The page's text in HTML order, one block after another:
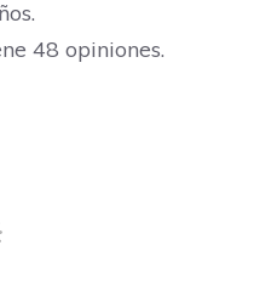
48 opiniones.